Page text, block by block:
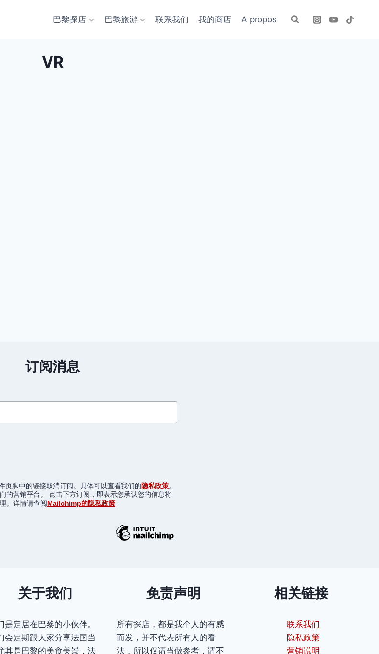
巴黎探店 巴黎旅游 联系我们 我的商店 A propos
VR
订阅消息
页脚中的链接取消订阅。具体可以查看我们的隐私政策。
的营销平台。 点击下方订阅，即表示您承认您的信息将
。详情请查阅Mailchimp的隐私政策
关于我们
是定居在巴黎的小伙伴。
会定期跟大家分享法国当
其是巴黎的美食美景，法
免责声明
所有探店，都是我个人的有感
而发，并不代表所有人的看
法，所以仅请当做参考，请不
相关链接
联系我们
隐私政策
营销说明